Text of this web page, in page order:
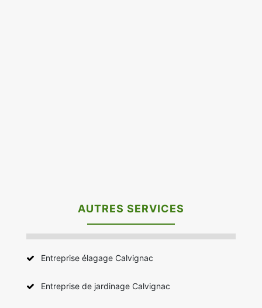
AUTRES SERVICES
Entreprise élagage Calvignac
Entreprise de jardinage Calvignac